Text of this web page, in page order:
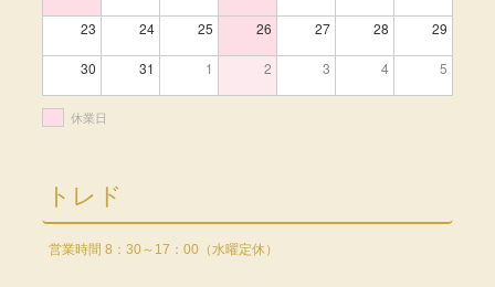
23 24 25 26 27 28 29
30 31 1 2 3 4 5
休業日
トレド
営業時間 8：30～17：00（水曜定休）